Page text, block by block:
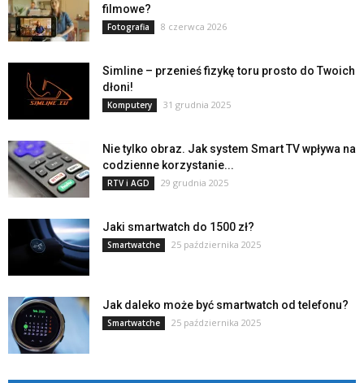
filmowe?
Fotografia 8 czerwca 2026
Simline – przenieś fizykę toru prosto do Twoich
dłoni!
Komputery 31 grudnia 2025
Nie tylko obraz. Jak system Smart TV wpływa na
codzienne korzystanie...
RTV i AGD 29 grudnia 2025
Jaki smartwatch do 1500 zł?
Smartwatche 25 października 2025
Jak daleko może być smartwatch od telefonu?
Smartwatche 25 października 2025